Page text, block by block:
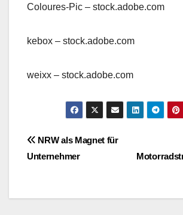
Coloures-Pic – stock.adobe.com
kebox – stock.adobe.com
weixx – stock.adobe.com
Beitragsnavigation
NRW als Magnet für
Unternehmer